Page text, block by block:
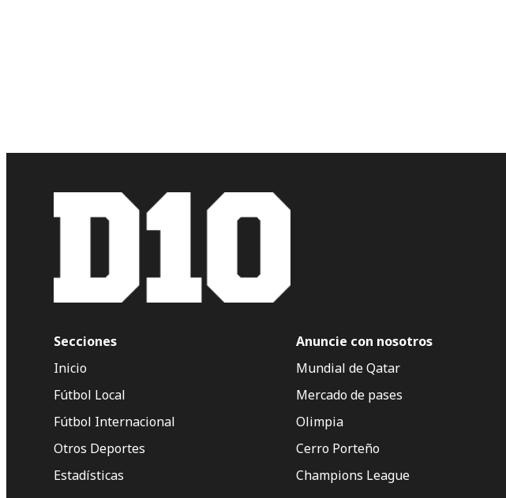
Secciones
Inicio
Fútbol Local
Fútbol Internacional
Otros Deportes
Estadísticas
Anuncie con nosotros
Mundial de Qatar
Mercado de pases
Olimpia
Cerro Porteño
Champions League